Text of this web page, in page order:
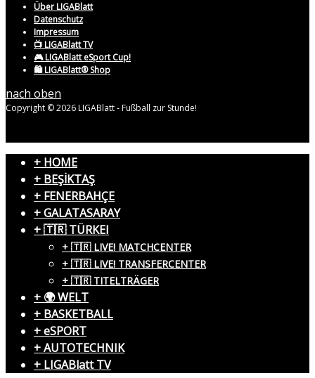
Über LIGABlatt
Datenschutz
Impressum
📺 LIGABlatt TV
🎮 LIGABlatt eSport Cup!
🛍️ LIGABlatt® Shop
nach oben
Copyright © 2026 LIGABlatt - Fußball zur Stunde!
+ HOME
+ BEŞİKTAŞ
+ FENERBAHÇE
+ GALATASARAY
+ 🇹🇷 TÜRKEI
+ 🇹🇷 LIVE! MATCHCENTER
+ 🇹🇷 LIVE! TRANSFERCENTER
+ 🇹🇷 TITELTRÄGER
+ 🌍 WELT
+ BASKETBALL
+ eSPORT
+ AUTOTECHNIK
+ LIGABlatt TV